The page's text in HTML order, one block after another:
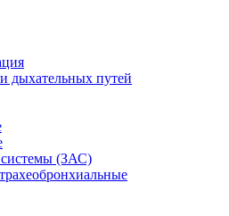
дыхательных путей
(ЗАС)